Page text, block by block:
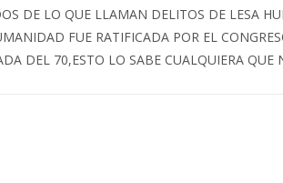
DE LO QUE LLAMAN DELITOS DE LESA
FUE RATIFICADA POR EL
DEL 70,ESTO LO SABE CUALQUIERA QUE